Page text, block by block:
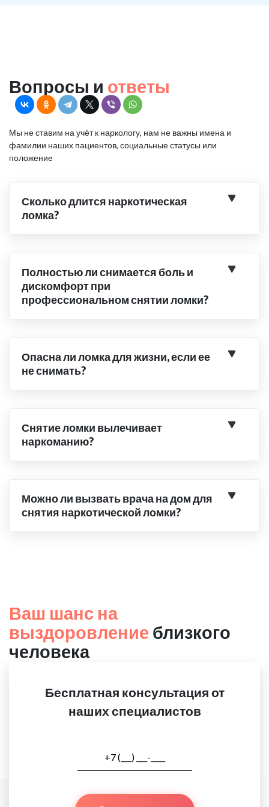
Вопросы и ответы
Мы не ставим на учёт к наркологу, нам не важны имена и
фамилии наших пациентов, социальные статусы или
положение
Сколько длится наркотическая
ломка?
Полностью ли снимается боль и
дискомфорт при
профессиональном снятии ломки?
Опасна ли ломка для жизни, если ее
не снимать?
Снятие ломки вылечивает
наркоманию?
Можно ли вызвать врача на дом для
снятия наркотической ломки?
Ваш шанс на
выздоровление близкого
человека
Бесплатная консультация от
наших специалистов